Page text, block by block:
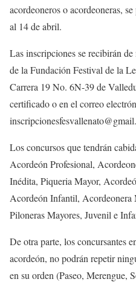
acordeoneros o acordeoneras,
al 14 de abril.
Las inscripciones se recibirán
de la Fundación Festival de la
Carrera 19 No. 6N-39 de
certificado o en el correo
Los concursos que tendrán
Acordeón Profesional,
Inédita, Piqueria Mayor,
Acordeón Infantil,
Piloneras Mayores, Juvenil e
De otra parte, los concursantes
acordeón, no podrán repetir
en su orden (Paseo, Merengue,